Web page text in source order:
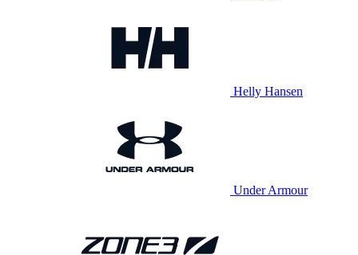
Helly Hansen
Under Armour